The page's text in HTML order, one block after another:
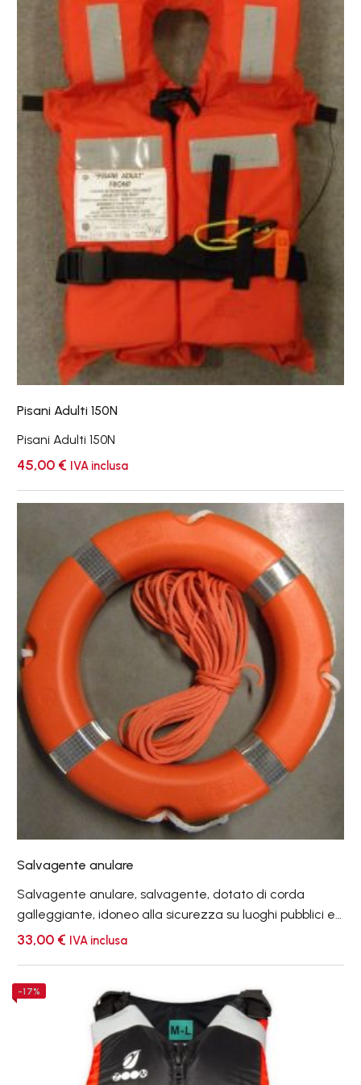
Pisani Adulti 150N
Pisani Adulti 150N
45,00 € IVA inclusa
Salvagente
anulare
Salvagente anulare
Salvagente anulare, salvagente, dotato di corda
galleggiante, idoneo alla sicurezza su luoghi pubblici ed
ambienti di lavoro.
33,00 € IVA inclusa
Pro
-17%